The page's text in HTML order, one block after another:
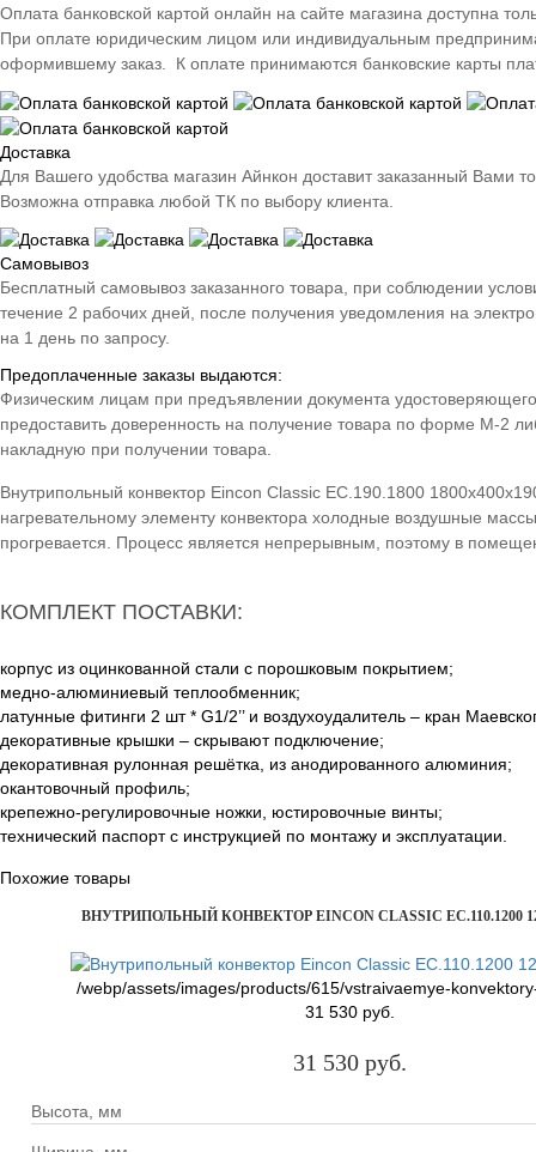
Оплата банковской картой онлайн на сайте магазина доступна
При оплате юридическим лицом или индивидуальным
оформившему заказ. К оплате принимаются банковские карты
Доставка
Для Вашего удобства магазин Айнкон доставит заказанный
Возможна отправка любой ТК по выбору клиента.
Самовывоз
Бесплатный самовывоз заказанного товара, при соблюдении
течение 2 рабочих дней, после получения уведомления на
на 1 день по запросу.
Предоплаченные заказы выдаются:
Физическим лицам при предъявлении документа
предоставить доверенность на получение товара по форме М-2
накладную при получении товара.
Внутрипольный конвектор Eincon Classic EC.190.1800
нагревательному элементу конвектора холодные воздушные
прогревается. Процесс является непрерывным, поэтому в
КОМПЛЕКТ ПОСТАВКИ:
корпус из оцинкованной стали с порошковым покрытием;
медно-алюминиевый теплообменник;
латунные фитинги 2 шт * G1/2’’ и воздухоудалитель – кран
декоративные крышки – скрывают подключение;
декоративная рулонная решётка, из анодированного алюминия;
окантовочный профиль;
крепежно-регулировочные ножки, юстировочные винты;
технический паспорт с инструкцией по монтажу и эксплуатации.
Похожие товары
ВНУТРИПОЛЬНЫЙ КОНВЕКТОР EINCON CLASSIC EC.110.1200
/webp/assets/images/products/615/vstraivaemye-
31 530 руб.
31 530 руб.
Высота, мм